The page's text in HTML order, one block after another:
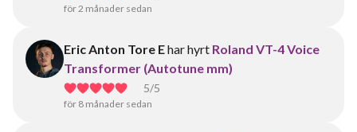
för 2 månader sedan
Eric Anton Tore Ehar hyrt Roland VT-4 Voice
Transformer (Autotune mm)
5/5
för 8 månader sedan